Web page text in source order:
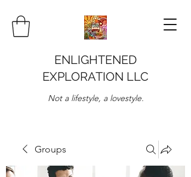
ENLIGHTENED
EXPLORATION LLC
Not a lifestyle, a lovestyle.
Groups